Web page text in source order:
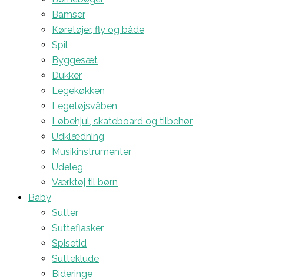
Bamser
Køretøjer, fly og både
Spil
Byggesæt
Dukker
Legekøkken
Legetøjsvåben
Løbehjul, skateboard og tilbehør
Udklædning
Musikinstrumenter
Udeleg
Værktøj til børn
Baby
Sutter
Sutteflasker
Spisetid
Sutteklude
Bideringe